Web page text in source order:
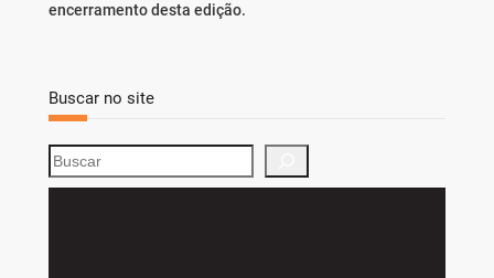
encerramento desta edição.
Buscar no site
S
e